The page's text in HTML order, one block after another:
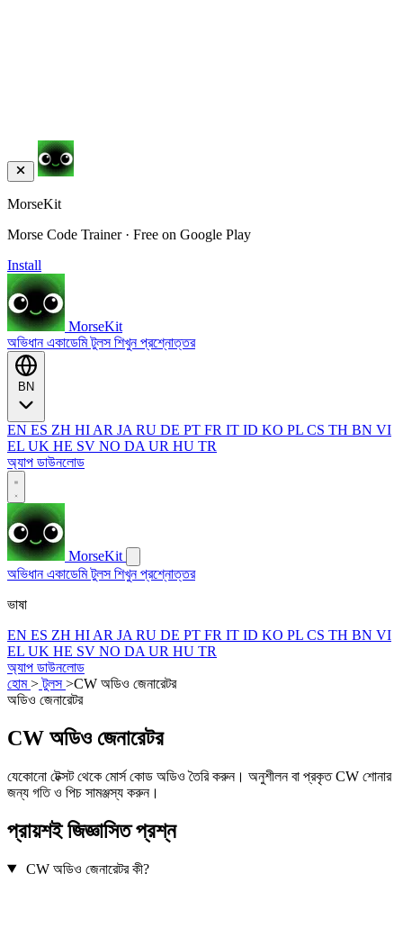
MorseKit
Morse Code Trainer · Free on Google Play
Install
MorseKit
অভিধানএকাডেমিটুলসশিখুনপ্রশ্নোত্তর
EN ES ZH HI AR JA RU DE PT FR IT ID KO PL CS TH BN VI
EL UK HE SV NO DA UR HU TR
অ্যাপ ডাউনলোড
MorseKit
অভিধানএকাডেমিটুলসশিখুনপ্রশ্নোত্তর
ভাষা
EN ES ZH HI AR JA RU DE PT FR IT ID KO PL CS TH BN VI
EL UK HE SV NO DA UR HU TR
অ্যাপ ডাউনলোড
হোম>টুলস>CW অডিও জেনারেটর
অডিও জেনারেটর
CW অডিও জেনারেটর
যেকোনো টেক্সট থেকে মোর্স কোড অডিও তৈরি করুন। অনুশীলন বা প্রকৃত CW শোনার
জন্য গতি ও পিচ সামঞ্জস্য করুন।
প্রায়শই জিজ্ঞাসিত প্রশ্ন
CW অডিও জেনারেটর কী?